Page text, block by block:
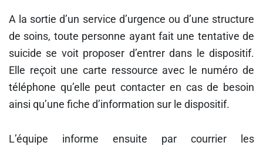
A la sortie d’un service d’urgence ou d’une structure
de soins, toute personne ayant fait une tentative de
suicide se voit proposer d’entrer dans le dispositif.
Elle reçoit une carte ressource avec le numéro de
téléphone qu’elle peut contacter en cas de besoin
ainsi qu’une fiche d’information sur le dispositif.
L’équipe informe ensuite par courrier les